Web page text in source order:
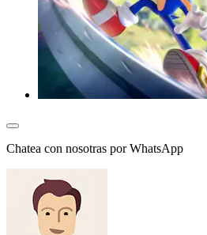
Chatea con nosotras por WhatsApp